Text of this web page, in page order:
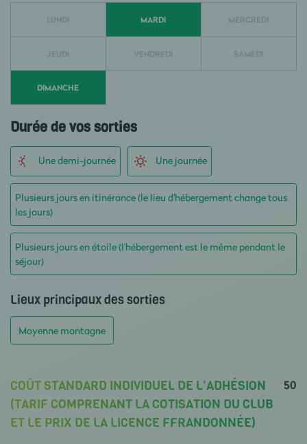
LUNDI MARDI MERCREDI
JEUDI VENDREDI SAMEDI
DIMANCHE
Durée de vos sorties
Une demi-journée Une journée
Plusieurs jours en itinérance (le lieu d'hébergement change tous
les jours)
Plusieurs jours en étoile (l'hébergement est le même pendant le
séjour)
Lieux principaux des sorties
Moyenne montagne
COÛT STANDARD INDIVIDUEL DE L'ADHÉSION
(TARIF COMPRENANT LA COTISATION DU CLUB
ET LE PRIX DE LA LICENCE FFRANDONNÉE)
50